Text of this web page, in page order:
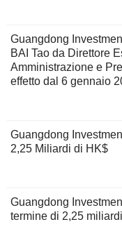
Guangdong
BAI Tao da Direttore
Amministrazione e
effetto dal 6 gennaio
Guangdong
2,25 Miliardi di HK$
Guangdong
termine di 2,25